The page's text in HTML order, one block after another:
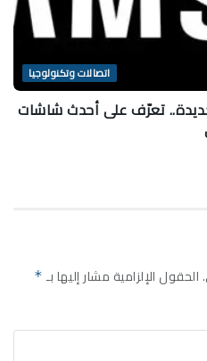
اتصالات وتكنولوجيا
تعرّف على أحدث شاشات
الحقول الإلزامية مشار إليها بـ *